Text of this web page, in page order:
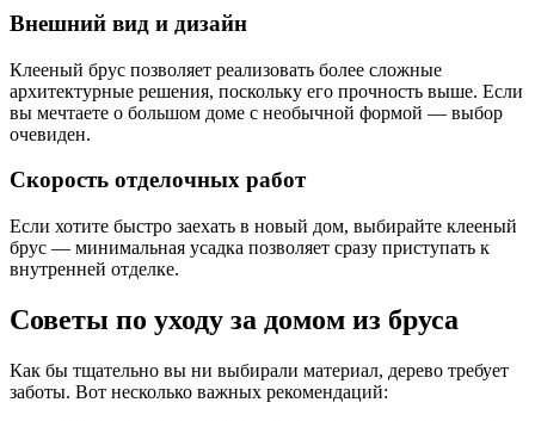
Внешний вид и дизайн
Клееный брус позволяет реализовать более сложные
архитектурные решения, поскольку его прочность выше. Если
вы мечтаете о большом доме с необычной формой — выбор
очевиден.
Скорость отделочных работ
Если хотите быстро заехать в новый дом, выбирайте клееный
брус — минимальная усадка позволяет сразу приступать к
внутренней отделке.
Советы по уходу за домом из бруса
Как бы тщательно вы ни выбирали материал, дерево требует
заботы. Вот несколько важных рекомендаций: